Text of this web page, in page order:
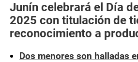
Junín celebrará el Día
2025 con titulación de
reconocimiento a
Dos menores son halladas